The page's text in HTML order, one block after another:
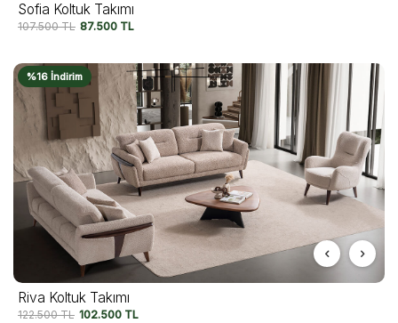
Sofia Koltuk Takımı
107.500TL 87.500 TL
%16 İndirim
Riva Koltuk Takımı
122.500TL 102.500 TL